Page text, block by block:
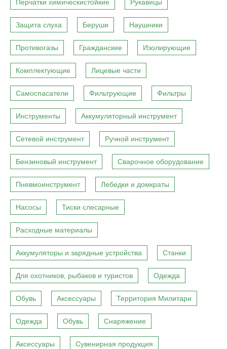
Перчатки химическистойкие Рукавицы
Защита слуха Беруши Наушники
Противогазы Гражданские Изолирующие
Комплектующие Лицевые части
Самоспасатели Фильтрующие Фильтры
Инструменты Аккумуляторный инструмент
Сетевой инструмент Ручной инструмент
Бензиновый инструмент Сварочное оборудование
Пневмоинструмент Лебедки и домкраты
Насосы Тиски слесарные
Расходные материалы
Аккумуляторы и зарядные устройства Станки
Для охотников, рыбаков и туристов Одежда
Обувь Аксессуары Территория Милитари
Одежда Обувь Снаряжение
Аксессуары Сувенирная продукция